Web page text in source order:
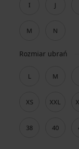
I J
M N
Rozmiar ubrań
L M
XS XXL
38 40